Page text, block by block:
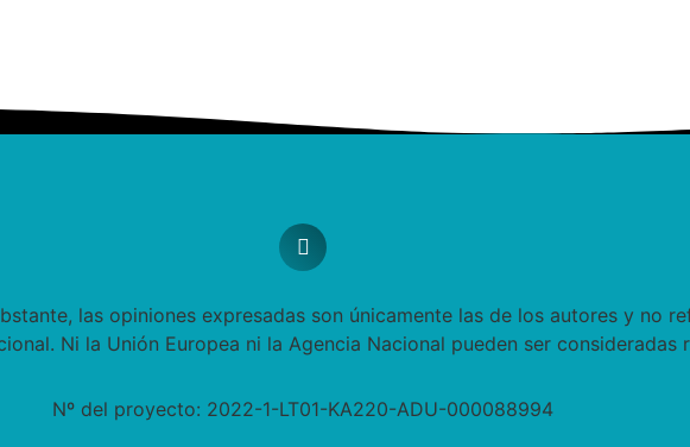
las opiniones expresadas son únicamente las de los autores y no
Ni la Unión Europea ni la Agencia Nacional pueden ser consideradas
Nº del proyecto: 2022-1-LT01-KA220-ADU-000088994